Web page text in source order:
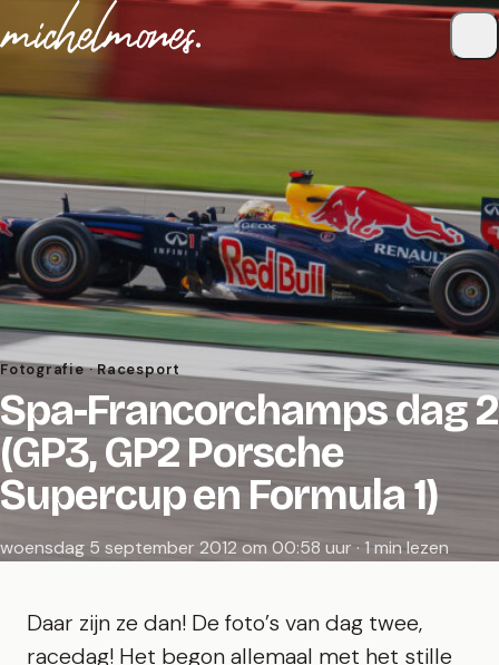
Naar de inhoud
Fotografie · Racesport
Spa-Francorchamps dag 2
(GP3, GP2 Porsche
Supercup en Formula 1)
woensdag 5 september 2012 om 00:58 uur · 1 min lezen
Daar zijn ze dan! De foto’s van dag twee,
racedag! Het begon allemaal met het stille